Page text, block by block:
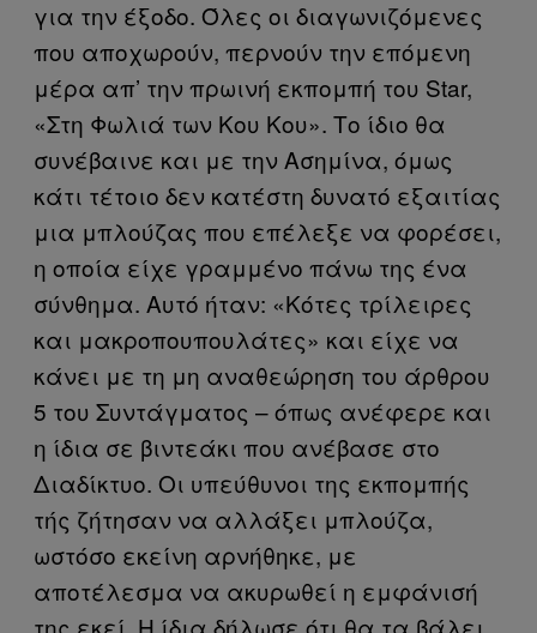
για την έξοδο. Όλες οι διαγωνιζόμενες
που αποχωρούν, περνούν την επόμενη
μέρα απ’ την πρωινή εκπομπή του Star,
«Στη Φωλιά των Κου Κου». Το ίδιο θα
συνέβαινε και με την Ασημίνα, όμως
κάτι τέτοιο δεν κατέστη δυνατό εξαιτίας
μια μπλούζας που επέλεξε να φορέσει,
η οποία είχε γραμμένο πάνω της ένα
σύνθημα. Αυτό ήταν: «Κότες τρίλειρες
και μακροπουπουλάτες» και είχε να
κάνει με τη μη αναθεώρηση του άρθρου
5 του Συντάγματος – όπως ανέφερε και
η ίδια σε βιντεάκι που ανέβασε στο
Διαδίκτυο. Οι υπεύθυνοι της εκπομπής
τής ζήτησαν να αλλάξει μπλούζα,
ωστόσο εκείνη αρνήθηκε, με
αποτέλεσμα να ακυρωθεί η εμφάνισή